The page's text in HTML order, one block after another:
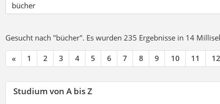
Gesucht nach "bücher". Es wurden 235 Ergebnisse in 14
« 1 2 3 4 5 6 7 8 9 10 11 12
Studium von A bis Z